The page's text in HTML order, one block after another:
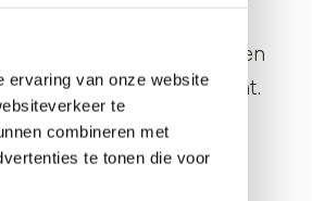
ervaring van onze website
te
combineren met
te tonen die voor
zodat dieren kunnen
soorten, het verbeteren
eind augustus verwacht.